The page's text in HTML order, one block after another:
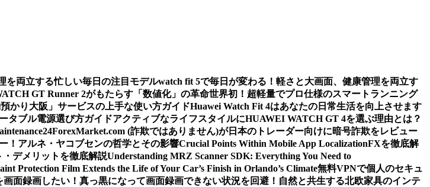
を両立する忙しい毎日の注目モデルwatch fit 5で毎日が変わる！軽さと大画面、健康管理を両立す
GT Runner 2がもたらす「数値化」の革命世界初！超軽量でプロ仕様のスマートランニング
かり大阪」サービスの上手な使い方ガイドHuawei Watch Fit 4はあなたの日常生活を向上させます
タブル電源選び方ガイドアクティブなライフスタイルにHUAWEI WATCH GT 4を選ぶ理由とは？
24ForexMarket.com (詐欺ではありません)が日本のトレーダー向けに暗号詐欺をレビュー
！アルネ・ヤコブセンの哲学とその影響Crucial Points Within Mobile App LocalizationFXを徹底解
デメリットを徹底解説Understanding MRZ Scanner SDK: Everything You Need to
Protection Film Extends the Life of Your Car’s Finish in Orlando’s Climate無料VPNで個人のセキュ
面録画したい！真っ黒になって画面録画できない状況を回避！ 自然と共生する北欧家具のインテ